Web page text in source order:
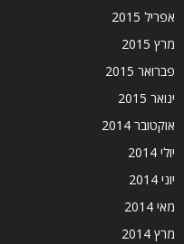
אפריל 2015
מרץ 2015
פברואר 2015
ינואר 2015
אוקטובר 2014
יולי 2014
יוני 2014
מאי 2014
מרץ 2014